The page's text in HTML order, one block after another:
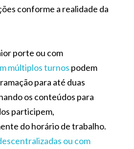
conforme a realidade da
porte ou com
múltiplos turnos podem
para até duas
os conteúdos para
participem,
do horário de trabalho.
ou com